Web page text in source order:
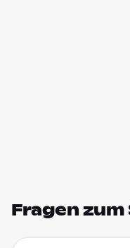
Fragen